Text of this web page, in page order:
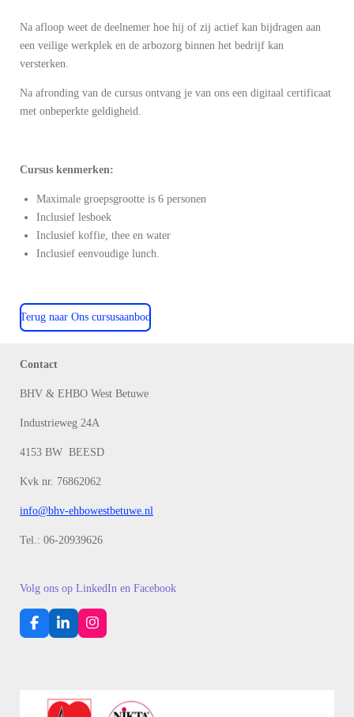
Na afloop weet de deelnemer hoe hij of zij actief kan bijdragen aan
een veilige werkplek en de arbozorg binnen het bedrijf kan
versterken.
Na afronding van de cursus ontvang je van ons een digitaal certificaat
met onbeperkte geldigheid.
Cursus kenmerken:
Maximale groepsgrootte is 6 personen
Inclusief lesboek
Inclusief koffie, thee en water
Inclusief eenvoudige lunch.
Terug naar Ons cursusaanbod
Contact
BHV & EHBO West Betuwe
Industrieweg 24A
4153 BW BEESD
Kvk nr. 76862062
info@bhv-ehbowestbetuwe.nl
Tel.: 06-20939626
Volg ons op LinkedIn en Facebook
F
a
L
i
I
I
n